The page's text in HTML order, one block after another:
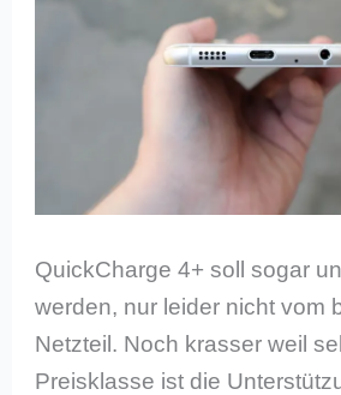
QuickCharge 4+ soll sogar
werden, nur leider nicht vom
Netzteil. Noch krasser weil
Preisklasse ist die